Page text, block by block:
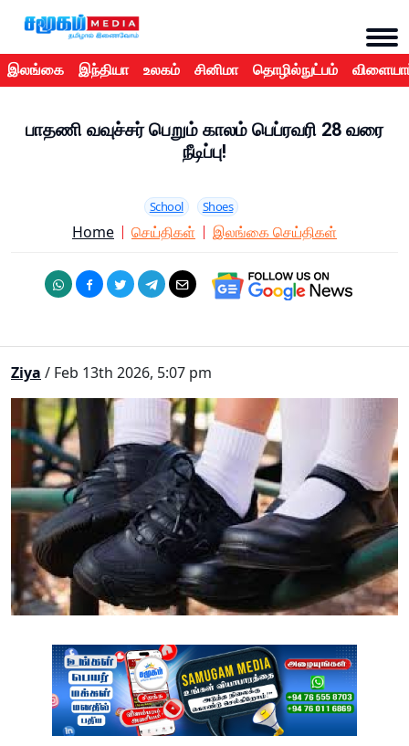
இலங்கை இந்தியா உலகம் சினிமா தொழில்நுட்பம்
பாதணி வவுச்சர் பெறும் காலம் பெப்ரவரி 28 வரை
நீடிப்பு!
School Shoes
Home செய்திகள் இலங்கை செய்திகள்
Ziya / Feb 13th 2026, 5:07 pm